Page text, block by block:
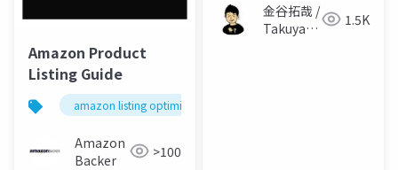
Amazon Product
Listing Guide
amazon listing optimization
Amazon
Backer
>100
金谷拓哉 /
Takuya
1.5K